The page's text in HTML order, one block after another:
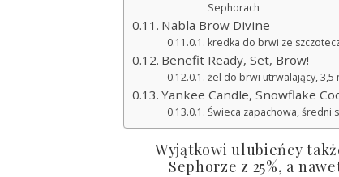
Sephorach
Nabla Brow Divine
kredka do brwi ze
Benefit Ready, Set, Brow!
żel do brwi utrwalający, 3,5
Yankee Candle, Snowflake
Świeca zapachowa, średni
Wyjątkowi ulubieńcy
Sephorze z 25%, a